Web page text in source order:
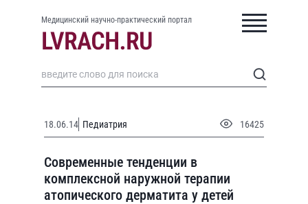
Медицинский научно-практический портал
18.06.14 Педиатрия 16425
Современные тенденции в
комплексной наружной терапии
атопического дерматита у детей